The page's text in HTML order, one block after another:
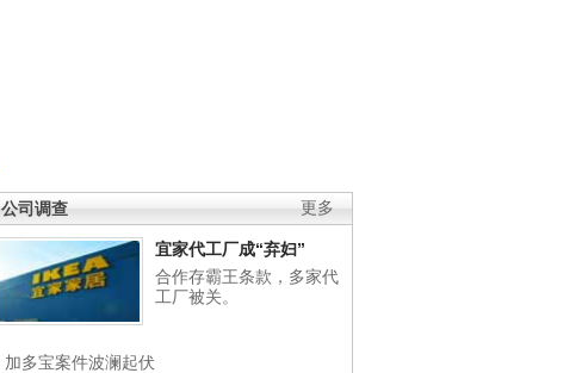
更多
公司调查
宜家代工厂成“弃妇”
合作存霸王条款，多家代
工厂被关。
加多宝案件波澜起伏